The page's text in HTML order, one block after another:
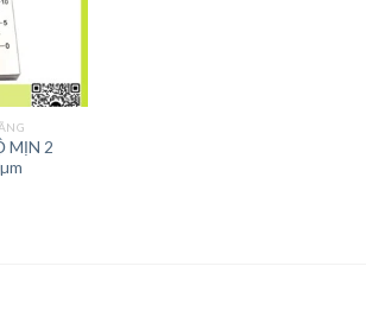
MỊN 2